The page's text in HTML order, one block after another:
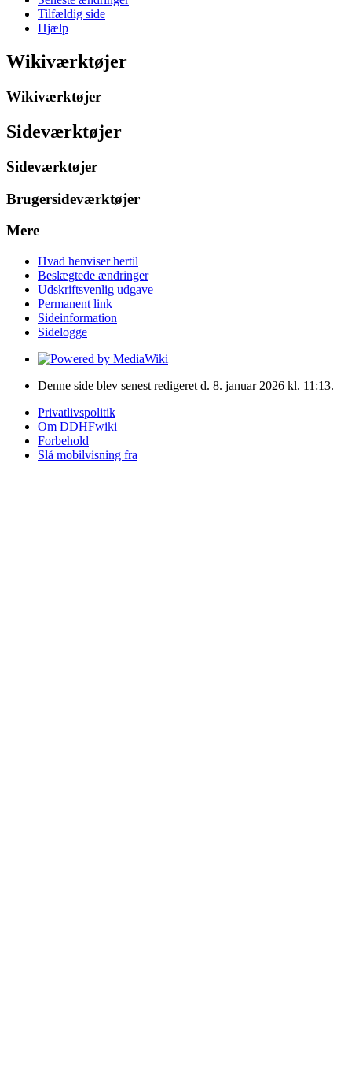
Tilfældig side
Hjælp
Wikiværktøjer
Wikiværktøjer
Sideværktøjer
Sideværktøjer
Brugersideværktøjer
Mere
Hvad henviser hertil
Beslægtede ændringer
Udskriftsvenlig udgave
Permanent link
Sideinformation
Sidelogge
Denne side blev senest redigeret d. 8. januar 2026 kl. 11:13.
Privatlivspolitik
Om DDHFwiki
Forbehold
Slå mobilvisning fra